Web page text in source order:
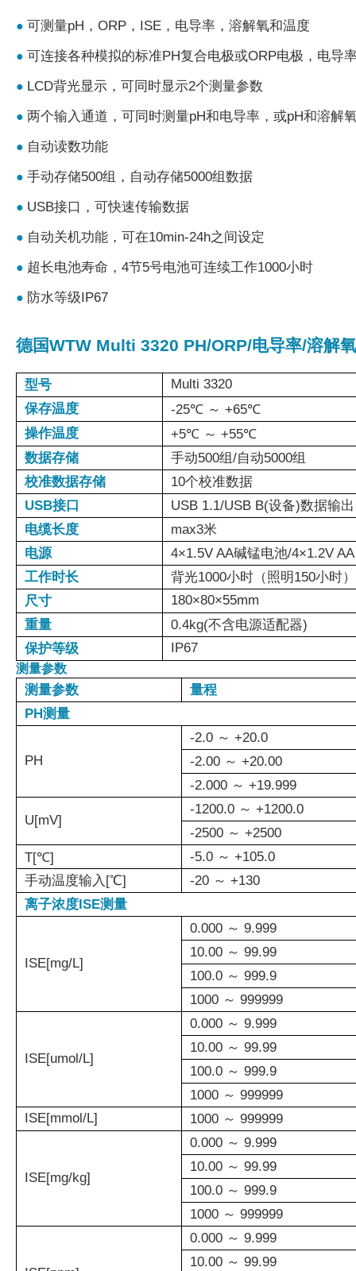
● 可测量pH，ORP，ISE，电导率，溶解氧和温度
● 可连接各种模拟的标准PH复合电极或ORP电极，电导
● LCD背光显示，可同时显示2个测量参数
● 两个输入通道，可同时测量pH和电导率，或pH和溶解
● 自动读数功能
● 手动存储500组，自动存储5000组数据
● USB接口，可快速传输数据
● 自动关机功能，可在10min-24h之间设定
● 超长电池寿命，4节5号电池可连续工作1000小时
● 防水等级IP67
德国WTW Multi 3320 PH/ORP/电导率/溶解
型号
Multi 3320
保存温度
-25℃ ～ +65℃
操作温度
+5℃ ～ +55℃
数据存储
手动500组/自动5000组
校准数据存储
10个校准数据
USB接口
USB 1.1/USB B(设备)数据输出
电缆长度
max3米
电源
4×1.5V AA碱锰电池/4×1.2V
工作时长
背光1000小时（照明150小时）
尺寸
180×80×55mm
重量
0.4kg(不含电源适配器)
保护等级
IP67
测量参数
测量参数
量程
PH测量
PH
-2.0 ～ +20.0
-2.00 ～ +20.00
-2.000 ～ +19.999
U[mV]
-1200.0 ～ +1200.0
-2500 ～ +2500
T[℃]
-5.0 ～ +105.0
手动温度输入[℃]
-20 ～ +130
离子浓度ISE测量
ISE[mg/L]
0.000 ～ 9.999
10.00 ～ 99.99
100.0 ～ 999.9
1000 ～ 999999
ISE[umol/L]
0.000 ～ 9.999
10.00 ～ 99.99
100.0 ～ 999.9
1000 ～ 999999
ISE[mmol/L]
1000 ～ 999999
ISE[mg/kg]
0.000 ～ 9.999
10.00 ～ 99.99
100.0 ～ 999.9
1000 ～ 999999
0.000 ～ 9.999
10.00 ～ 99.99